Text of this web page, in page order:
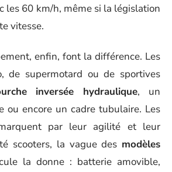
les 60 km/h, même si la législation
vitesse.
enfin, font la différence. Les
de supermotard ou de sportives
inversée hydraulique, un
ou encore un cadre tubulaire. Les
par leur agilité et leur
scooters, la vague des modèles
la donne : batterie amovible,